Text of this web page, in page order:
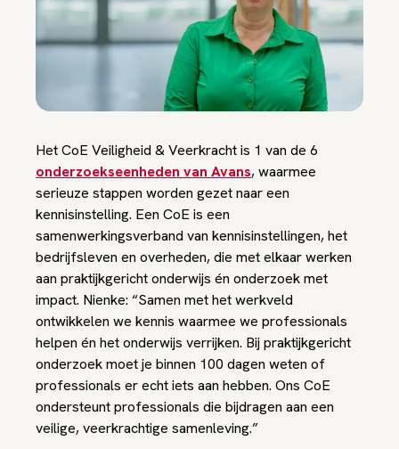
Het CoE Veiligheid & Veerkracht is 1 van de 6
onderzoekseenheden van Avans, waarmee
serieuze stappen worden gezet naar een
kennisinstelling. Een CoE is een
samenwerkingsverband van kennisinstellingen, het
bedrijfsleven en overheden, die met elkaar werken
aan praktijkgericht onderwijs én onderzoek met
impact. Nienke: “Samen met het werkveld
ontwikkelen we kennis waarmee we professionals
helpen én het onderwijs verrijken. Bij praktijkgericht
onderzoek moet je binnen 100 dagen weten of
professionals er echt iets aan hebben. Ons CoE
ondersteunt professionals die bijdragen aan een
veilige, veerkrachtige samenleving.”